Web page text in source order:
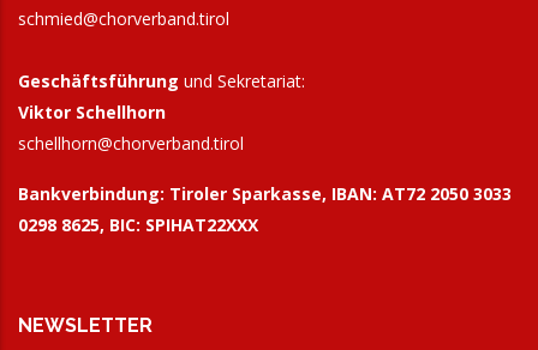
schmied@chorverband.tirol
Geschäftsführung und Sekretariat:
Viktor Schellhorn
schellhorn@chorverband.tirol
Bankverbindung: Tiroler Sparkasse, IBAN: AT72 2050 3033
0298 8625, BIC: SPIHAT22XXX
NEWSLETTER